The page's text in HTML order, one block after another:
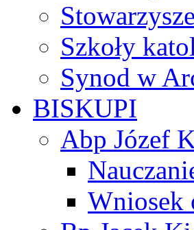
Szkoły
Synod w
BISKUPI
Abp Józef
Wniosek